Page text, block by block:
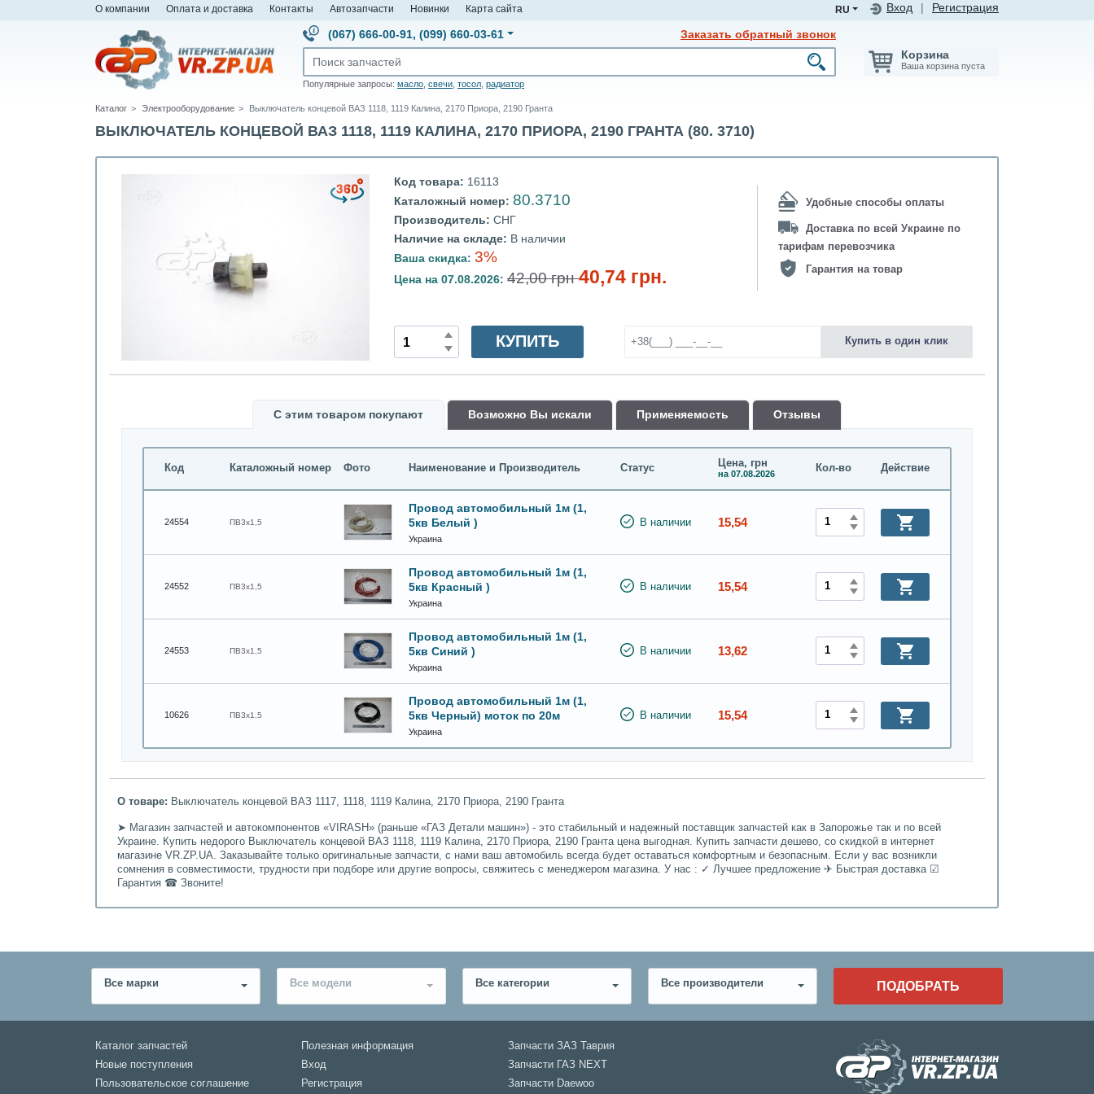
О компании Оплата и доставка Контакты Автозапчасти Новинки Карта сайта Вход Регистрация
RU
(067) 666-00-91, (099) 660-03-61 Заказать обратный звонок
Популярные запросы: масло свечи тосол радиатор
Корзина
Ваша корзина пуста
Каталог Электрооборудование Выключатель концевой ВАЗ 1118, 1119 Калина, 2170 Приора, 2190 Гранта
ВЫКЛЮЧАТЕЛЬ КОНЦЕВОЙ ВАЗ 1118, 1119 КАЛИНА, 2170 ПРИОРА, 2190 ГРАНТА (80. 3710)
Код товара: 16113
Каталожный номер: 80.3710
Производитель: СНГ
Наличие на складе: В наличии
Ваша скидка: 3%
Цена на 07.08.2026: 42,00 грн40,74 грн.
Удобные способы оплаты
Доставка по всей Украине по
тарифам перевозчика
Гарантия на товар
КУПИТЬ Купить в один клик
С этим товаром покупают Возможно Вы искали Применяемость Oтзывы
Код Каталожный номер Фото Наименование и Производитель Статус Цена, грн
на 07.08.2026 Кол-во Действие
24554 ПВ3х1,5
Провод автомобильный 1м (1,
5кв Белый )
Украина
В наличии 15,54
24552 ПВ3х1,5
Провод автомобильный 1м (1,
5кв Красный )
Украина
В наличии 15,54
24553 ПВ3х1,5
Провод автомобильный 1м (1,
5кв Синий )
Украина
В наличии 13,62
10626 ПВ3х1,5
Провод автомобильный 1м (1,
5кв Черный) моток по 20м
Украина
В наличии 15,54
О товаре: Выключатель концевой ВАЗ 1117, 1118, 1119 Калина, 2170 Приора, 2190 Гранта
➤ Магазин запчастей и автокомпонентов «VIRASH» (раньше «ГАЗ Детали машин») - это стабильный и надежный поставщик запчастей как в Запорожье так и по всей
Украине. Купить недорого Выключатель концевой ВАЗ 1118, 1119 Калина, 2170 Приора, 2190 Гранта цена выгодная. Купить запчасти дешево, со скидкой в интернет
магазине VR.ZP.UA. Заказывайте только оригинальные запчасти, с нами ваш автомобиль всегда будет оставаться комфортным и безопасным. Если у вас возникли
сомнения в совместимости, трудности при подборе или другие вопросы, свяжитесь с менеджером магазина. У нас : ✓ Лучшее предложение ✈ Быстрая доставка ☑
Гарантия ☎ Звоните!
Все марки Все модели Все категории Все производители ПОДОБРАТЬ
Каталог запчастей
Новые поступления
Пользовательское соглашение
Полезная информация
Вход
Регистрация
Запчасти ЗАЗ Таврия
Запчасти ГАЗ NEXT
Запчасти Daewoo